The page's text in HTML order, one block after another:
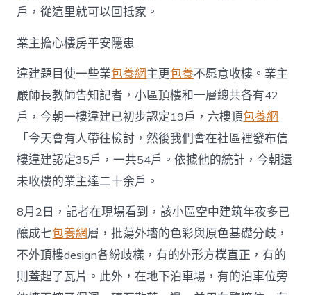
戶，從這里就可以回抵家。
業主擔心樓房平安隱患
違建題目使一些業包養網主更包養不愿意收樓。業主
嚴師長教師告知記者，小區頂樓和一層總共各有42
戶，今朝一樓違建已初步認定19戶，六樓頂包養網
「今天會有人帶往檢討，然後我們會在社區裡發布信
樓違建認定35戶，一共54戶。依據他的統計，今朝還
未收樓的業主達二十余戶。
8月2日，記者在現場看到，該小區空中建筑年夜多已
釀成七包養網層，批蕩外墻的色彩與原色基礎分歧，
不外頂樓design各紛歧樣，有的外形方樸直正，有的
則蓋起了瓦片。此外，在地下泊車場，有的泊車位旁